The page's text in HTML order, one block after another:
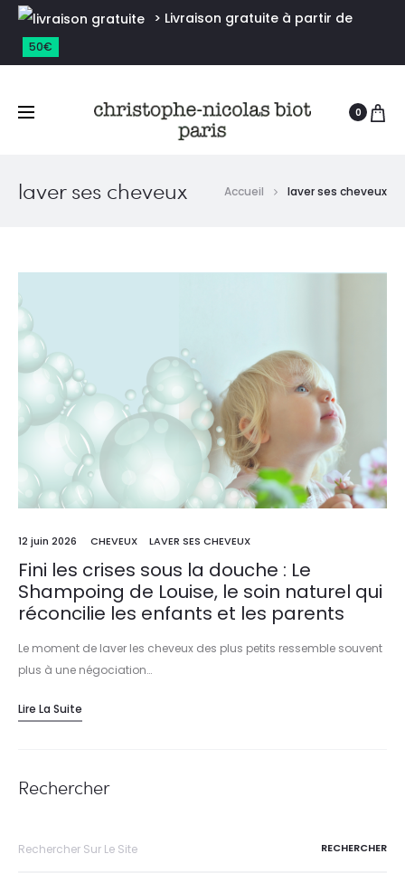
> Livraison gratuite à partir de
50€
0
laver ses cheveux Accueil laver ses cheveux
12 juin 2026 CHEVEUX LAVER SES CHEVEUX
Fini les crises sous la douche : Le
Shampoing de Louise, le soin naturel qui
réconcilie les enfants et les parents
Le moment de laver les cheveux des plus petits ressemble souvent
plus à une négociation…
Lire La Suite
Rechercher